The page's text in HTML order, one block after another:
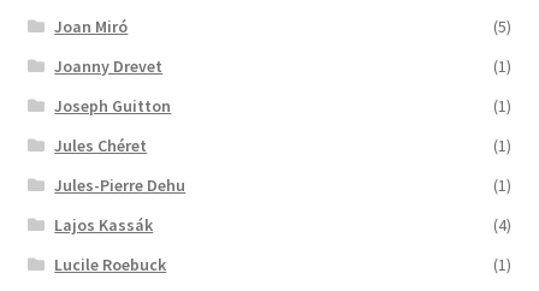
Joan Miró
(5)
Joanny Drevet
(1)
Joseph Guitton
(1)
Jules Chéret
(1)
Jules-Pierre Dehu
(1)
Lajos Kassák
(4)
Lucile Roebuck
(1)